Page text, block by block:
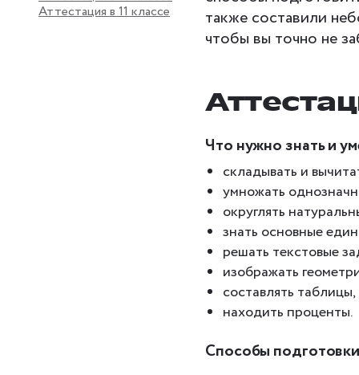
Аттестация в 11 классе
также составили
чтобы вы точно не
Что нужно знать и
складывать и
умножать
округлять
знать основные
решать текстовые
изображать
составлять
находить проценты.
Способы